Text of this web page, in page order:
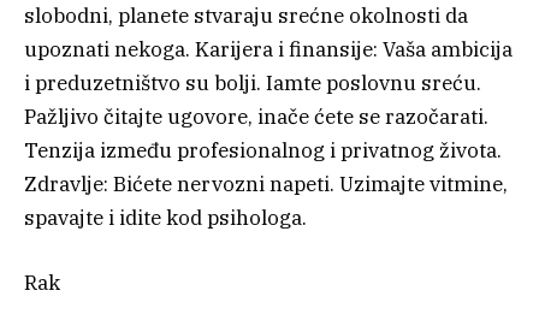
slobodni, planete stvaraju srećne okolnosti da
upoznati nekoga. Karijera i finansije: Vaša ambicija
i preduzetništvo su bolji. Iamte poslovnu sreću.
Pažljivo čitajte ugovore, inače ćete se razočarati.
Tenzija između profesionalnog i privatnog života.
Zdravlje: Bićete nervozni napeti. Uzimajte vitmine,
spavajte i idite kod psihologa.
Rak